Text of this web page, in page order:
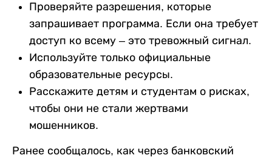
Проверяйте разрешения, которые
запрашивает программа. Если она требует
доступ ко всему – это тревожный сигнал.
Используйте только официальные
образовательные ресурсы.
Расскажите детям и студентам о рисках,
чтобы они не стали жертвами
мошенников.
Ранее сообщалось, как через банковский